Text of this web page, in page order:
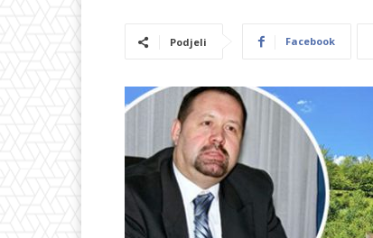
Podjeli Facebook